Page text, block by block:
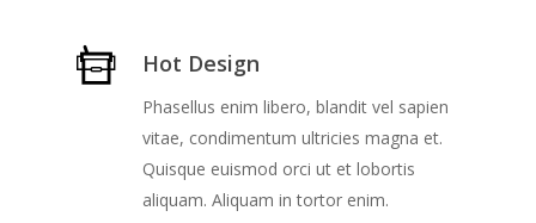
Hot Design
Phasellus enim libero, blandit vel sapien
vitae, condimentum ultricies magna et.
Quisque euismod orci ut et lobortis
aliquam. Aliquam in tortor enim.